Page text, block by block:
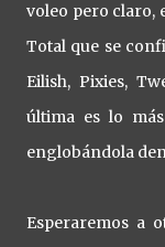
voleo pero claro,
Total que se
Eilish, Pixies,
última es lo
englobándola
Esperaremos a